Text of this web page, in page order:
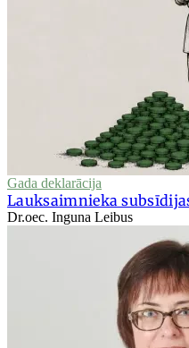
Gada deklarācija
Lauksaimnieka
Dr.oec. Inguna Leibus